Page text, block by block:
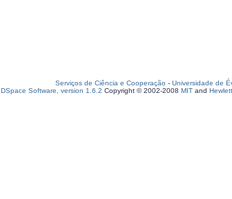
Serviços de Ciência e Cooperação - Universidade de
DSpace Software, version 1.6.2 Copyright © 2002-2008 MIT and